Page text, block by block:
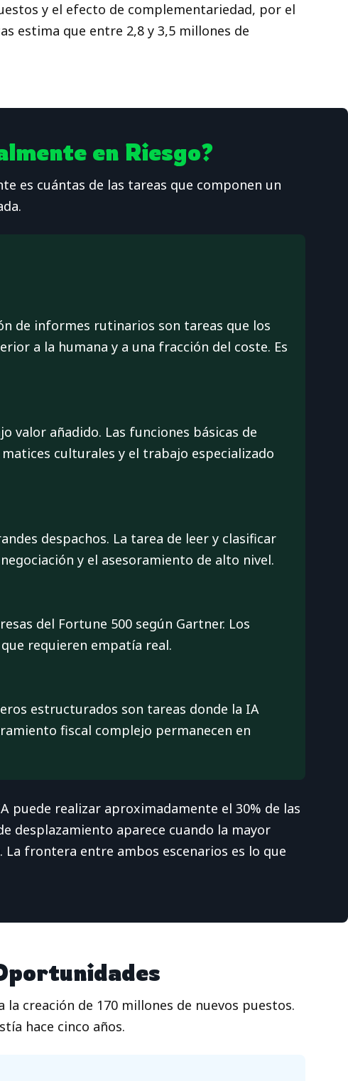
y el efecto de complementariedad, por el
estima que entre 2,8 y 3,5 millones de
en Riesgo?
es cuántas de las tareas que componen un
de informes rutinarios son tareas que los
a la humana y a una fracción del coste. Es
valor añadido. Las funciones básicas de
culturales y el trabajo especializado
despachos. La tarea de leer y clasificar
y el asesoramiento de alto nivel.
del Fortune 500 según Gartner. Los
requieren empatía real.
estructurados son tareas donde la IA
fiscal complejo permanecen en
realizar aproximadamente el 30% de las
desplazamiento aparece cuando la mayor
frontera entre ambos escenarios es lo que
creación de 170 millones de nuevos puestos.
hace cinco años.